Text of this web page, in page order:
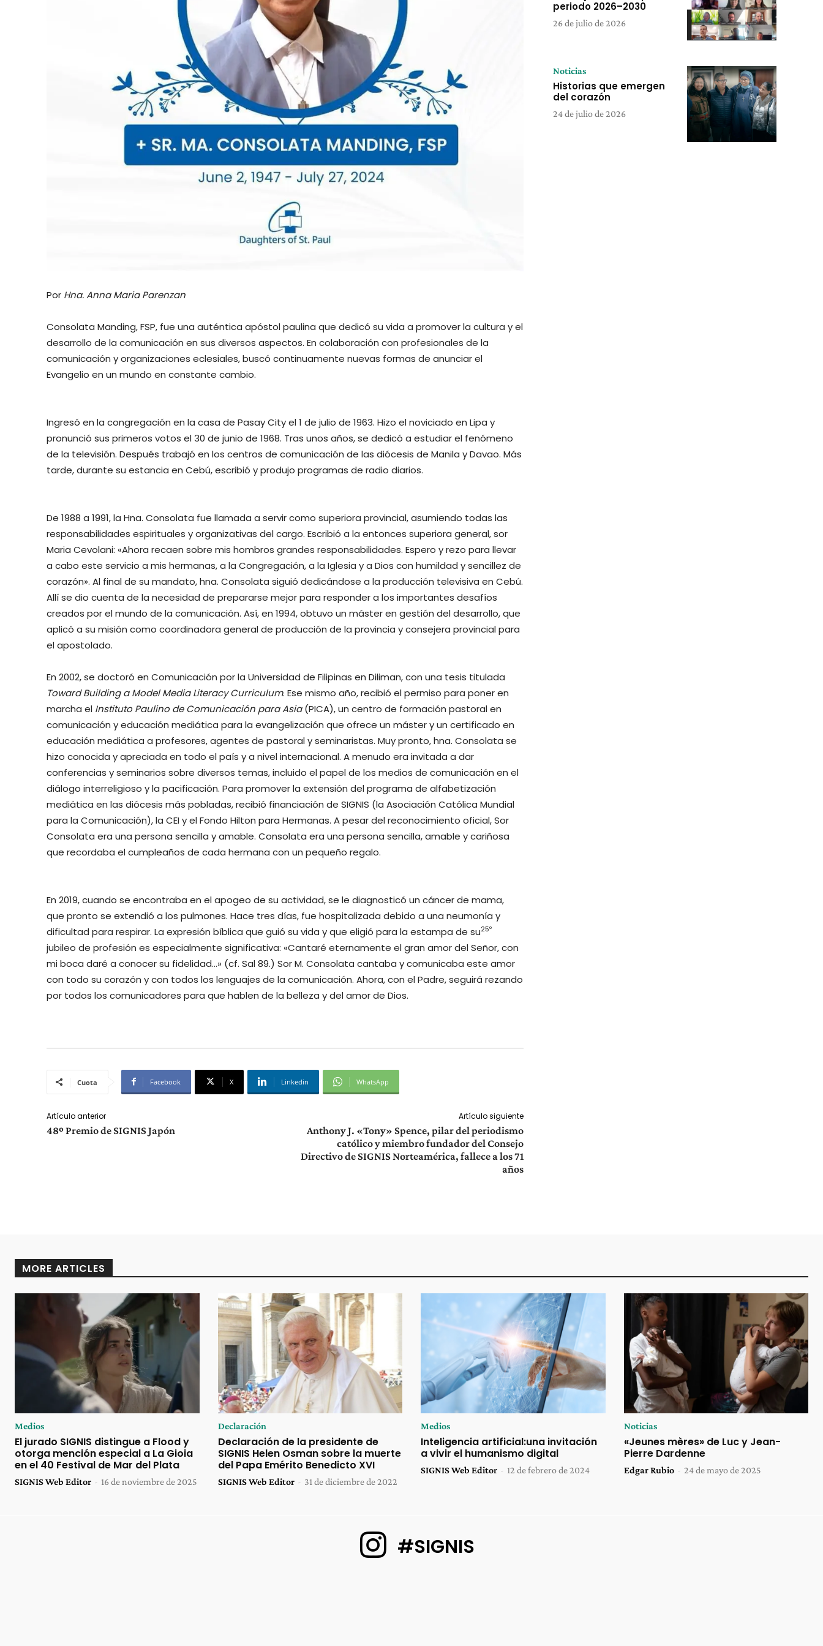
Por Hna. Anna Maria Parenzan
Consolata Manding, FSP, fue una auténtica apóstol paulina que dedicó su vida a promover la cultura y el
desarrollo de la comunicación en sus diversos aspectos. En colaboración con profesionales de la
comunicación y organizaciones eclesiales, buscó continuamente nuevas formas de anunciar el
Evangelio en un mundo en constante cambio.
Ingresó en la congregación en la casa de Pasay City el 1 de julio de 1963. Hizo el noviciado en Lipa y
pronunció sus primeros votos el 30 de junio de 1968. Tras unos años, se dedicó a estudiar el fenómeno
de la televisión. Después trabajó en los centros de comunicación de las diócesis de Manila y Davao. Más
tarde, durante su estancia en Cebú, escribió y produjo programas de radio diarios.
De 1988 a 1991, la Hna. Consolata fue llamada a servir como superiora provincial, asumiendo todas las
responsabilidades espirituales y organizativas del cargo. Escribió a la entonces superiora general, sor
Maria Cevolani: «Ahora recaen sobre mis hombros grandes responsabilidades. Espero y rezo para llevar
a cabo este servicio a mis hermanas, a la Congregación, a la Iglesia y a Dios con humildad y sencillez de
corazón». Al final de su mandato, hna. Consolata siguió dedicándose a la producción televisiva en Cebú.
Allí se dio cuenta de la necesidad de prepararse mejor para responder a los importantes desafíos
creados por el mundo de la comunicación. Así, en 1994, obtuvo un máster en gestión del desarrollo, que
aplicó a su misión como coordinadora general de producción de la provincia y consejera provincial para
el apostolado.
En 2002, se doctoró en Comunicación por la Universidad de Filipinas en Diliman, con una tesis titulada
Toward Building a Model Media Literacy Curriculum. Ese mismo año, recibió el permiso para poner en
marcha el Instituto Paulino de Comunicación para Asia(PICA), un centro de formación pastoral en
comunicación y educación mediática para la evangelización que ofrece un máster y un certificado en
educación mediática a profesores, agentes de pastoral y seminaristas. Muy pronto, hna. Consolata se
hizo conocida y apreciada en todo el país y a nivel internacional. A menudo era invitada a dar
conferencias y seminarios sobre diversos temas, incluido el papel de los medios de comunicación en el
diálogo interreligioso y la pacificación. Para promover la extensión del programa de alfabetización
mediática en las diócesis más pobladas, recibió financiación de SIGNIS (la Asociación Católica Mundial
para la Comunicación), la CEI y el Fondo Hilton para Hermanas. A pesar del reconocimiento oficial, Sor
Consolata era una persona sencilla y amable. Consolata era una persona sencilla, amable y cariñosa
que recordaba el cumpleaños de cada hermana con un pequeño regalo.
En 2019, cuando se encontraba en el apogeo de su actividad, se le diagnosticó un cáncer de mama,
que pronto se extendió a los pulmones. Hace tres días, fue hospitalizada debido a una neumonía y
dificultad para respirar. La expresión bíblica que guió su vida y que eligió para la estampa de su25º
jubileo de profesión es especialmente significativa: «Cantaré eternamente el gran amor del Señor, con
mi boca daré a conocer su fidelidad…» (cf. Sal 89.) Sor M. Consolata cantaba y comunicaba este amor
con todo su corazón y con todos los lenguajes de la comunicación. Ahora, con el Padre, seguirá rezando
por todos los comunicadores para que hablen de la belleza y del amor de Dios.
Cuota Facebook X Linkedin WhatsApp
Artículo anterior
48º Premio de SIGNIS Japón
Artículo siguiente
Anthony J. «Tony» Spence, pilar del periodismo
católico y miembro fundador del Consejo
Directivo de SIGNIS Norteamérica, fallece a los 71
años
periodo 2026–2030
26 de julio de 2026
Noticias
Historias que emergen
del corazón
24 de julio de 2026
MORE ARTICLES
Medios
El jurado SIGNIS distingue a Flood y
otorga mención especial a La Gioia
en el 40 Festival de Mar del Plata
SIGNIS Web Editor - 16 de noviembre de 2025
Declaración
Declaración de la presidente de
SIGNIS Helen Osman sobre la muerte
del Papa Emérito Benedicto XVI
SIGNIS Web Editor - 31 de diciembre de 2022
Medios
Inteligencia artificial:una invitación
a vivir el humanismo digital
SIGNIS Web Editor - 12 de febrero de 2024
Noticias
«Jeunes mères» de Luc y Jean-
Pierre Dardenne
Edgar Rubio - 24 de mayo de 2025
#SIGNIS